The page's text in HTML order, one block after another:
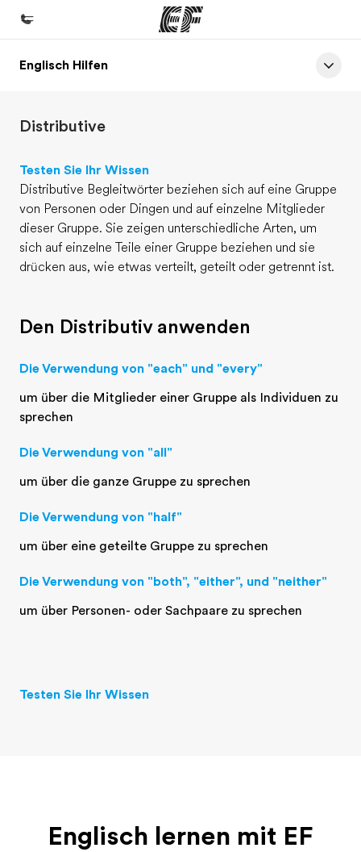
Home
Programme
Büros
Über uns
Teil des Teams werden
Englisch Hilfen
Distributive
Testen Sie Ihr Wissen
Distributive Begleitwörter beziehen sich auf eine Gruppe
von Personen oder Dingen und auf einzelne Mitglieder
dieser Gruppe. Sie zeigen unterschiedliche Arten, um
sich auf einzelne Teile einer Gruppe beziehen und sie
drücken aus, wie etwas verteilt, geteilt oder getrennt ist.
Den Distributiv anwenden
Die Verwendung von "each" und "every"
um über die Mitglieder einer Gruppe als Individuen zu
sprechen
Die Verwendung von "all"
um über die ganze Gruppe zu sprechen
Die Verwendung von "half"
um über eine geteilte Gruppe zu sprechen
Die Verwendung von "both", "either", und "neither"
um über Personen- oder Sachpaare zu sprechen
Testen Sie Ihr Wissen
Englisch lernen mit EF